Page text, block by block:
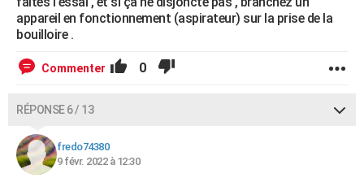
appareil en fonctionnement (aspirateur) sur la prise de la
bouilloire .
Commenter 0
RÉPONSE 6 / 13
fredo74380
9 févr. 2022 à 12:30